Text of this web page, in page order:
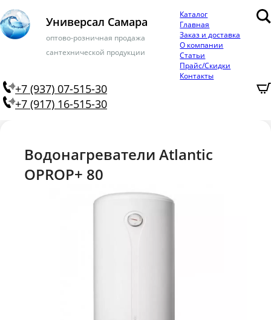
Универсал Самара
оптово-розничная продажа
сантехнической продукции
Каталог
Главная
Заказ и доставка
О компании
Статьи
Прайс/Скидки
Контакты
+7 (937) 07-515-30
+7 (917) 16-515-30
Водонагреватели Atlantic
OPROP+ 80